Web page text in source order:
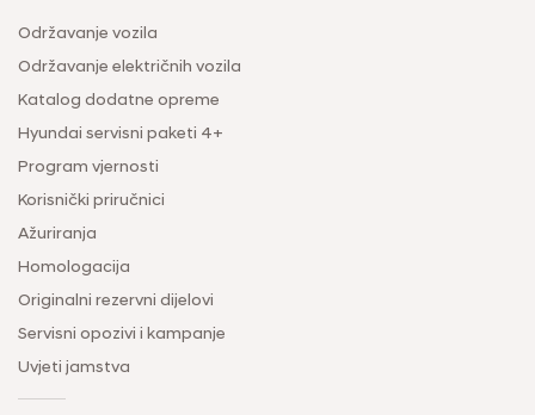
Održavanje vozila
Održavanje električnih vozila
Katalog dodatne opreme
Hyundai servisni paketi 4+
Program vjernosti
Korisnički priručnici
Ažuriranja
Homologacija
Originalni rezervni dijelovi
Servisni opozivi i kampanje
Uvjeti jamstva